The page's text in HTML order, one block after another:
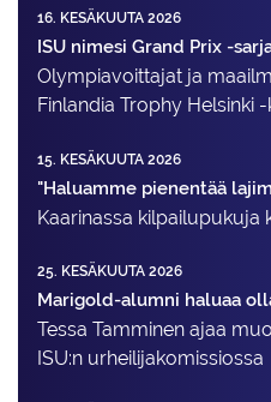
16. KESÄKUUTA 2026
ISU nimesi Grand Prix -
Olympiavoittajat ja
Finlandia Trophy Helsinki
15. KESÄKUUTA 2026
"Haluamme pienentää
Kaarinassa kilpailupukuja
25. KESÄKUUTA 2026
Marigold-alumni haluaa
Tessa Tamminen ajaa
ISU:n urheilija­komissiossa